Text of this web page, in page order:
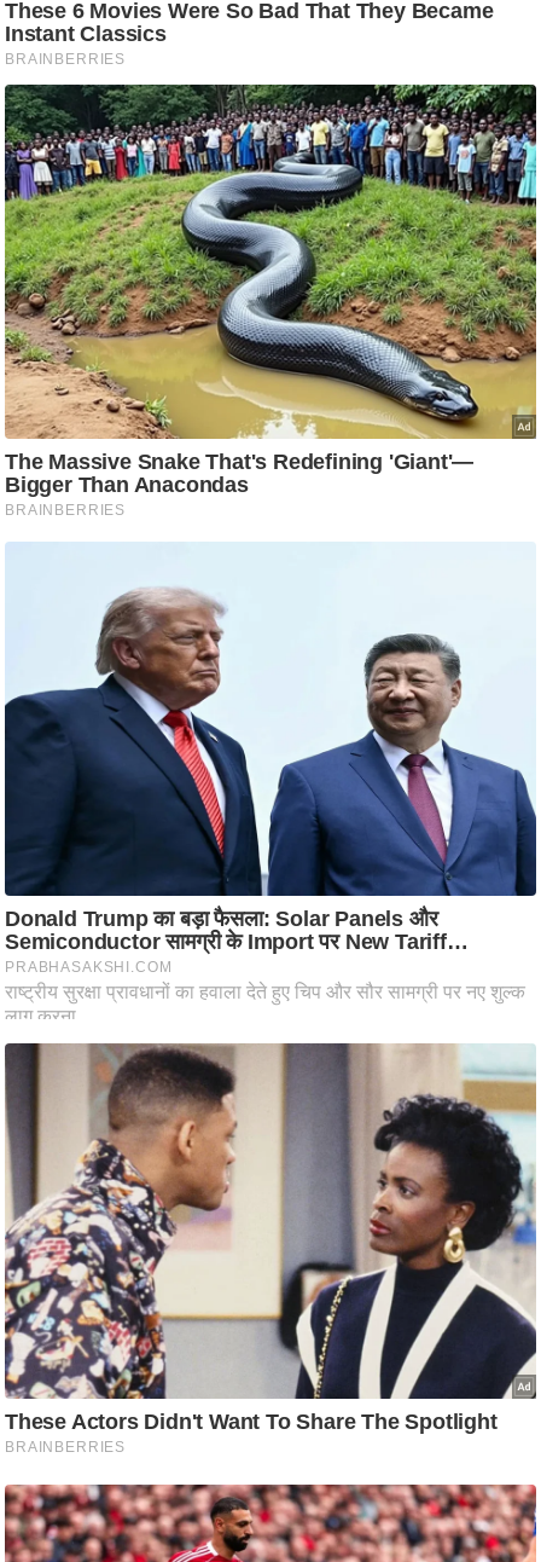
स
म
सा
म
यि
क
मा
तृ
भू
मि
स्तं
भ
ए
म
.
आ
र
चा
य
प
क्षा
ध
र्म
ज्यो
हि
मा
/
ध
र्म
स्थ
ल
व्र
त
त्यो
हा
र